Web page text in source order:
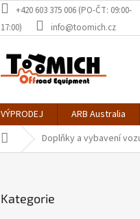
+420 603 375 006 (PO-ČT: 09:00-
17:00)
info@toomich.cz
VÝPRODEJ ARB Australia
Domů Doplňky a vybavení
kategorie
Kategorie